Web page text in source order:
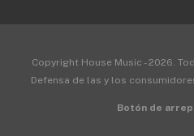
Copyright House Music - 2026.
Defensa de las y los
Botón de